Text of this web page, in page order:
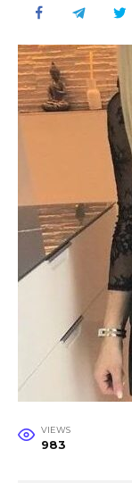
VIEWS
983